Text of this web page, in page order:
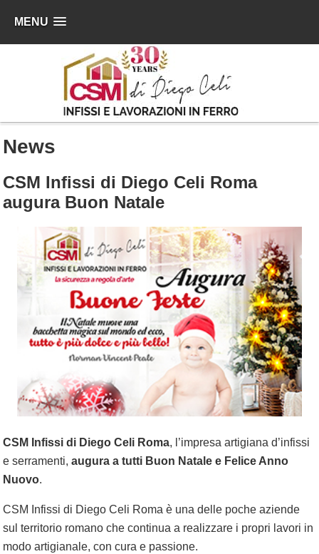
MENU
News
CSM Infissi di Diego Celi Roma
augura Buon Natale
CSM Infissi di Diego Celi Roma, l’impresa artigiana d’infissi
e serramenti,augura a tutti Buon Natale e Felice Anno
Nuovo.
CSM Infissi di Diego Celi Roma è una delle poche aziende
sul territorio romano che continua a realizzare i propri lavori in
modo artigianale, con cura e passione.